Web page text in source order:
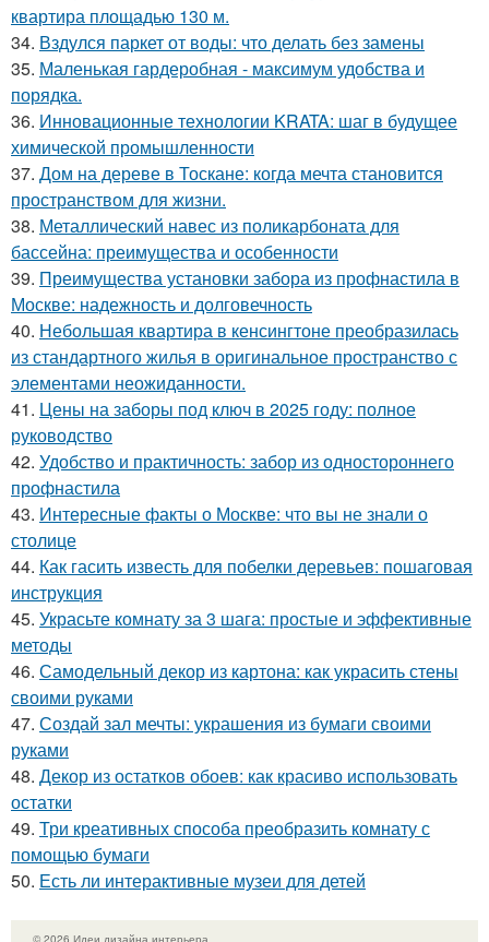
квартира площадью 130 м.
34. Вздулся паркет от воды: что делать без замены
35. Маленькая гардеробная - максимум удобства и
порядка.
36. Инновационные технологии KRATA: шаг в будущее
химической промышленности
37. Дом на дереве в Тоскане: когда мечта становится
пространством для жизни.
38. Металлический навес из поликарбоната для
бассейна: преимущества и особенности
39. Преимущества установки забора из профнастила в
Москве: надежность и долговечность
40. Небольшая квартира в кенсингтоне преобразилась
из стандартного жилья в оригинальное пространство с
элементами неожиданности.
41. Цены на заборы под ключ в 2025 году: полное
руководство
42. Удобство и практичность: забор из одностороннего
профнастила
43. Интересные факты о Москве: что вы не знали о
столице
44. Как гасить известь для побелки деревьев: пошаговая
инструкция
45. Украсьте комнату за 3 шага: простые и эффективные
методы
46. Самодельный декор из картона: как украсить стены
своими руками
47. Создай зал мечты: украшения из бумаги своими
руками
48. Декор из остатков обоев: как красиво использовать
остатки
49. Три креативных способа преобразить комнату с
помощью бумаги
50. Есть ли интерактивные музеи для детей
© 2026 Идеи дизайна интерьера